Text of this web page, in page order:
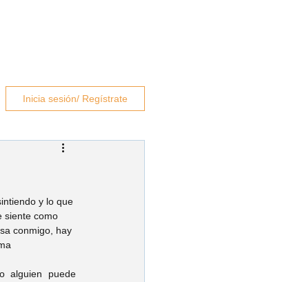
Inicia sesión/ Regístrate
y lo que
siente como
conmigo, hay
alguien puede